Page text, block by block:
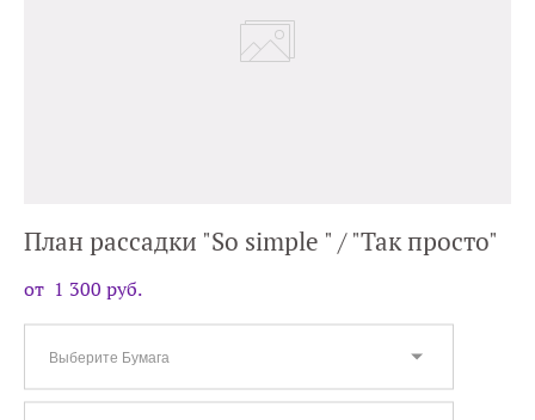
План рассадки "So simple " / "Так просто"
от 1 300 pуб.
Выберите Бумага